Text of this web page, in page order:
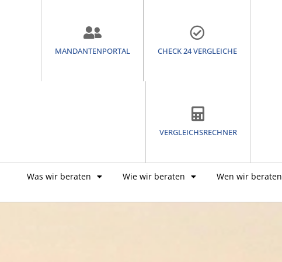
MANDANTENPORTAL CHECK 24 VERGLEICHE
VERGLEICHSRECHNER
Was wir beraten Wie wir beraten Wen wir beraten